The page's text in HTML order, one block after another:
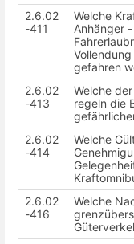
2.6.02
-411
Welche
Anhänger
gefahren
2.6.02
-413
Welche
regeln die
2.6.02
-414
Welche
2.6.02
-416
Welche